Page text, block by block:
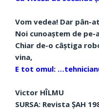
Vom vedea! Dar
Noi cunoaștem de
Chiar de-o câștiga
vina,
E tot omul:
Victor HÎLMU
SURSA: Revista ȘAH